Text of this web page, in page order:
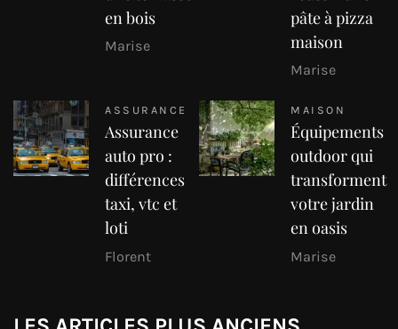
en bois
Marise
pâte à pizza
maison
Marise
ASSURANCE
Assurance
auto pro :
différences
taxi, vtc et
loti
Florent
MAISON
Équipements
outdoor qui
transforment
votre jardin
en oasis
Marise